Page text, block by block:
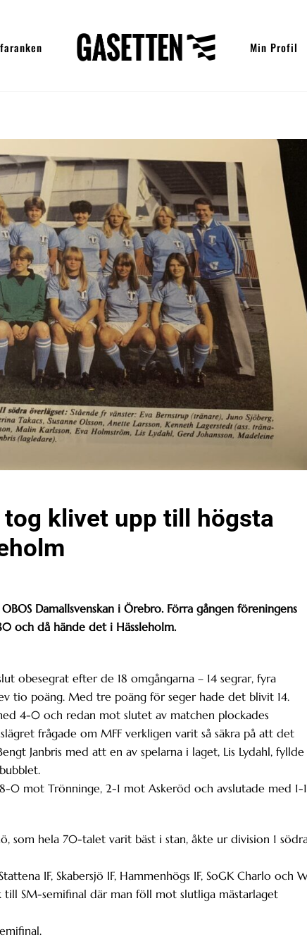
Min Profil
tog klivet upp till högsta
Damallsvenskan i Örebro. Förra gången föreningens
och då hände det i Hässleholm.
obesegrat efter de 18 omgångarna – 14 segrar, fyra
tio poäng. Med tre poäng för seger hade det blivit 14.
4-0 och redan mot slutet av matchen plockades
frågade om MFF verkligen varit så säkra på att det
Janbris med att en av spelarna i laget, Lis Lydahl, fyllde
0 mot Trönninge, 2-1 mot Askeröd och avslutade med 1-1
som hela 70-talet varit bäst i stan, åkte ur division 1
IF, Skabersjö IF, Hammenhögs IF, SoGK Charlo och
till SM-semifinal där man föll mot slutliga mästarlaget